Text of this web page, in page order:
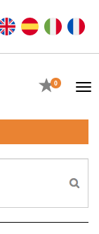
EN ES
Favoritos
0